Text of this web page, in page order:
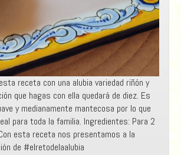
receta con una alubia variedad riñón y
que hagas con ella quedará de diez. Es
y medianamente mantecosa por lo que
para toda la familia. Ingredientes: Para 2
esta receta nos presentamos a la
de #elretodelaalubia